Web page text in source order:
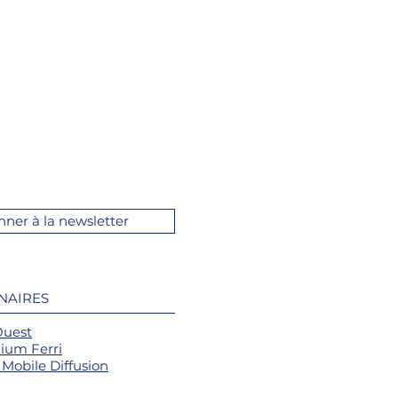
à la newsletter
Ferri
Diffusion